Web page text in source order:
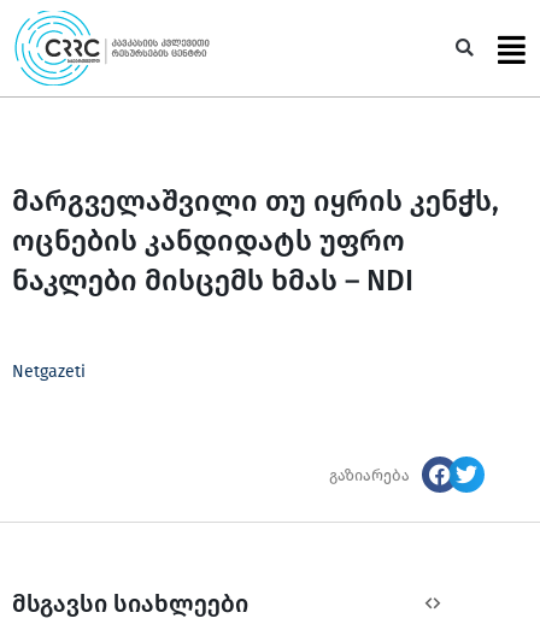
Skip
to
content
მარგველაშვილი თუ იყრის კენჭს,
ოცნების კანდიდატს უფრო
ნაკლები მისცემს ხმას – NDI
Netgazeti
გაზიარება
მსგავსი სიახლეები